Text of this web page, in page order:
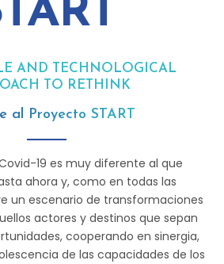
AND TECHNOLOGICAL
TO RETHINK TOURISM
al Proyecto START
19 es muy diferente al que
ahora y, como en todas las
un escenario de transformaciones
actores y destinos que sepan
cooperando en sinergia,
de las capacidades de los